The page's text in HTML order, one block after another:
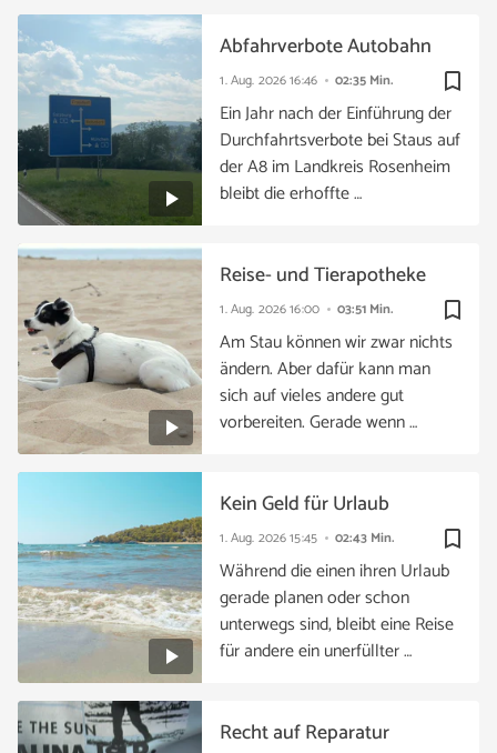
bookmark_border
1. Aug. 202616:46 02:35 Min.
Abfahrverbote Autobahn
Ein Jahr nach der Einführung der
Durchfahrtsverbote bei Staus auf
der A8 im Landkreis Rosenheim
bleibt die erhoffte …
bookmark_border
1. Aug. 202616:00 03:51 Min.
Reise- und Tierapotheke
Am Stau können wir zwar nichts
ändern. Aber dafür kann man
sich auf vieles andere gut
vorbereiten. Gerade wenn …
bookmark_border
1. Aug. 202615:45 02:43 Min.
Kein Geld für Urlaub
Während die einen ihren Urlaub
gerade planen oder schon
unterwegs sind, bleibt eine Reise
für andere ein unerfüllter …
Recht auf Reparatur